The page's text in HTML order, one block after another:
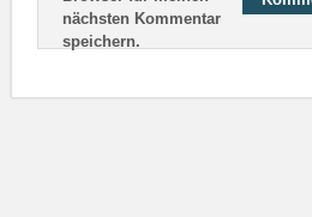
nächsten Kommentar
speichern.